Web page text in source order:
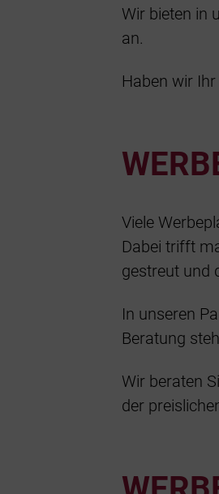
Wir bieten in
an.
Haben wir
Viele
Dabei trifft
gestreut und
In unseren
Beratung
Wir beraten
der